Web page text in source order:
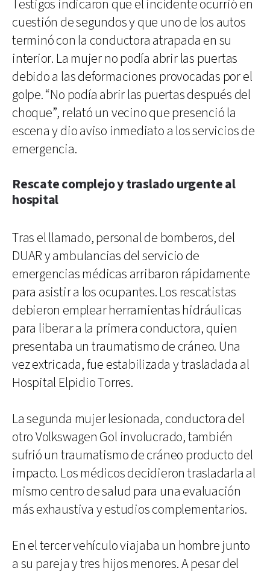
Testigos indicaron que el incidente ocurrió en
cuestión de segundos y que uno de los autos
terminó con la conductora atrapada en su
interior. La mujer no podía abrir las puertas
debido a las deformaciones provocadas por el
golpe. “No podía abrir las puertas después del
choque”, relató un vecino que presenció la
escena y dio aviso inmediato a los servicios de
emergencia.
Rescate complejo y traslado urgente al
hospital
Tras el llamado, personal de bomberos, del
DUAR y ambulancias del servicio de
emergencias médicas arribaron rápidamente
para asistir a los ocupantes. Los rescatistas
debieron emplear herramientas hidráulicas
para liberar a la primera conductora, quien
presentaba un traumatismo de cráneo. Una
vez extricada, fue estabilizada y trasladada al
Hospital Elpidio Torres.
La segunda mujer lesionada, conductora del
otro Volkswagen Gol involucrado, también
sufrió un traumatismo de cráneo producto del
impacto. Los médicos decidieron trasladarla al
mismo centro de salud para una evaluación
más exhaustiva y estudios complementarios.
En el tercer vehículo viajaba un hombre junto
a su pareja y tres hijos menores. A pesar del